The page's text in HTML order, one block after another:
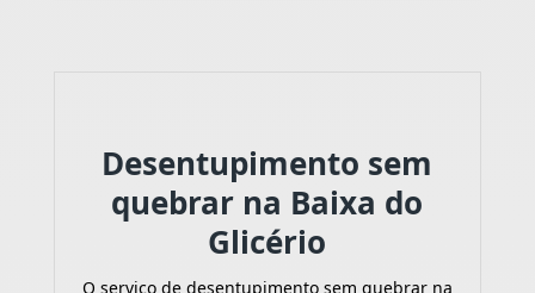
Desentupimento sem
quebrar na Baixa do
Glicério
O serviço de desentupimento sem quebrar na